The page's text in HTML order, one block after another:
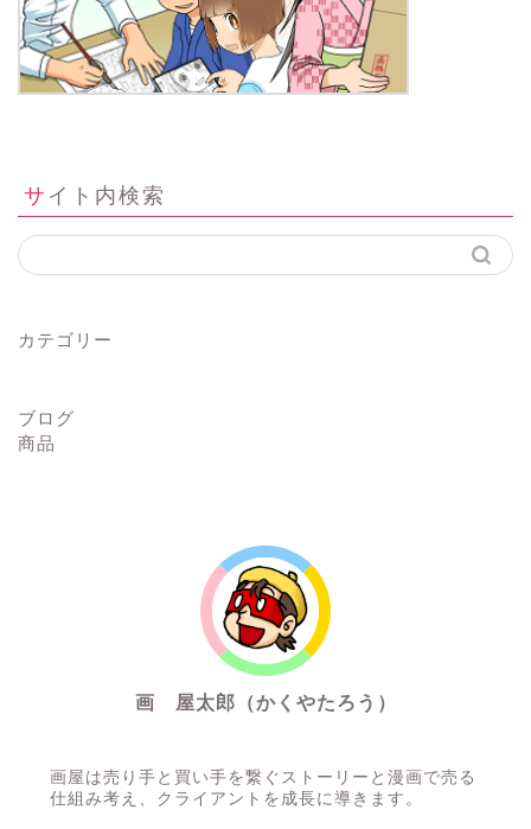
サイト内検索
カテゴリー
ブログ
商品
画 屋太郎（かくやたろう）
画屋は売り手と買い手を繋ぐストーリーと漫画で売る
仕組み考え、クライアントを成長に導きます。